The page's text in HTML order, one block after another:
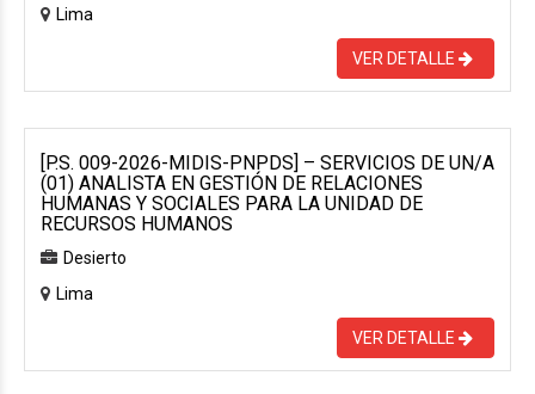
Lima
VER DETALLE
[P.S. 009-2026-MIDIS-PNPDS] – SERVICIOS DE UN/A
(01) ANALISTA EN GESTIÓN DE RELACIONES
HUMANAS Y SOCIALES PARA LA UNIDAD DE
RECURSOS HUMANOS
Desierto
Lima
VER DETALLE